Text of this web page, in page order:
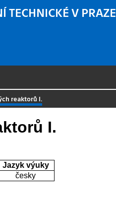
TECHNICKÉ V PRAZE
reaktorů I.
I.
Jazyk výuky
česky